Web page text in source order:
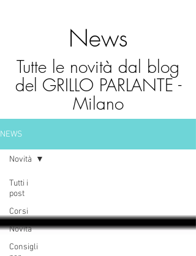
News
Tutte le novità dal blog
del GRILLO PARLANTE -
Milano
NEWS
Tutti i
post
Corsi
Novità
Consigli
Novità